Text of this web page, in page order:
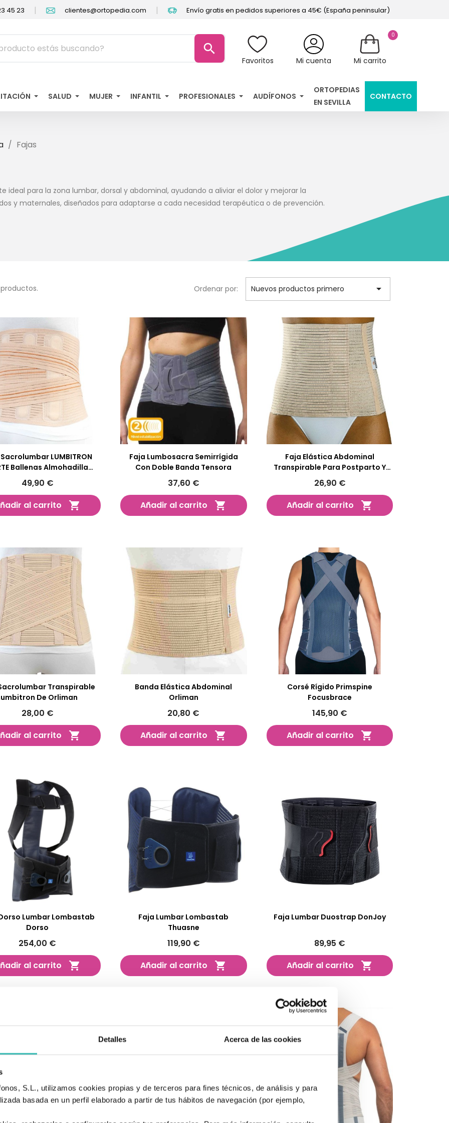
Detalles Acerca de las cookies
S.L., utilizamos cookies propias y de terceros para fines técnicos, de análisis y para
basada en un perfil elaborado a partir de tus hábitos de navegación (por ejemplo,
45 23 | clientes@ortopedia.com | Envío gratis en pedidos superiores a 45€ (España peninsular)
search
0
Mi carrito
Mi cuenta
Favoritos
SALUD MUJER INFANTIL PROFESIONALES AUDÍFONOS
ORTOPEDIAS
EN SEVILLA
CONTACTO
Fajas
ideal para la zona lumbar, dorsal y abdominal, ayudando a aliviar el dolor y mejorar la
y maternales, diseñados para adaptarse a cada necesidad terapéutica o de prevención.
productos. Ordenar por: Nuevos productos primero 
LUMBITRON
Ballenas Almohadilla
Térmica Sujeción
49,90 €
al carrito

Faja Lumbosacra Semirrígida
Con Doble Banda Tensora
37,60 €
Añadir al carrito

Faja Elástica Abdominal
Transpirable Para Postparto Y
Postoperatorio
26,90 €
Añadir al carrito

Transpirable
De Orliman
28,00 €
al carrito

Banda Elástica Abdominal
Orliman
20,80 €
Añadir al carrito

Corsé Rígido Primspine
Focusbrace
145,90 €
Añadir al carrito

Lumbar Lombastab
Dorso
254,00 €
al carrito

Faja Lumbar Lombastab
Thuasne
119,90 €
Añadir al carrito

Faja Lumbar Duostrap DonJoy
89,95 €
Añadir al carrito
